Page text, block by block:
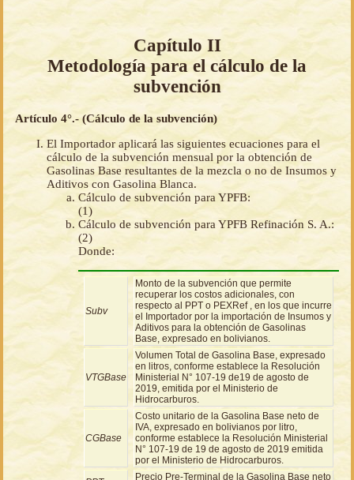
Capítulo II
Metodología para el cálculo de la
subvención
Artículo 4°.- (Cálculo de la subvención)
El Importador aplicará las siguientes ecuaciones para el
cálculo de la subvención mensual por la obtención de
Gasolinas Base resultantes de la mezcla o no de Insumos y
Aditivos con Gasolina Blanca.
Cálculo de subvención para YPFB:
(1)
Cálculo de subvención para YPFB Refinación S. A.:
(2)
Donde:
Subv
Monto de la subvención que permite
recuperar los costos adicionales, con
respecto al PPT o PEXRef , en los que incurre
el Importador por la importación de Insumos y
Aditivos para la obtención de Gasolinas
Base, expresado en bolivianos.
VTGBase
Volumen Total de Gasolina Base, expresado
en litros, conforme establece la Resolución
Ministerial N° 107-19 de19 de agosto de
2019, emitida por el Ministerio de
Hidrocarburos.
CGBase
Costo unitario de la Gasolina Base neto de
IVA, expresado en bolivianos por litro,
conforme establece la Resolución Ministerial
N° 107-19 de 19 de agosto de 2019 emitida
por el Ministerio de Hidrocarburos.
Precio Pre-Terminal de la Gasolina Base neto